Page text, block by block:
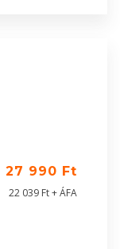
27 990 Ft
22 039 Ft + ÁFA